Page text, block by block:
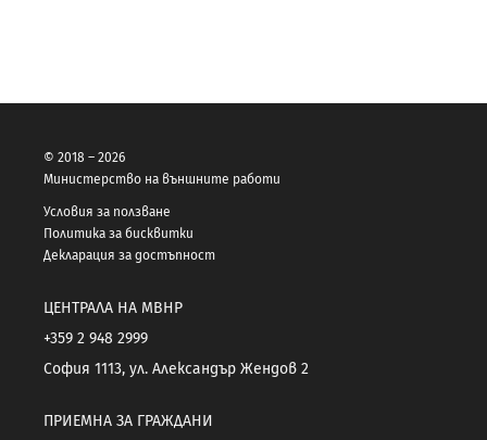
© 2018 – 2026
Министерство на външните работи
Условия за ползване
Политика за бисквитки
Декларация за достъпност
ЦЕНТРАЛА НА МВНР
+359 2 948 2999
София 1113, ул. Александър Жендов 2
ПРИЕМНА ЗА ГРАЖДАНИ